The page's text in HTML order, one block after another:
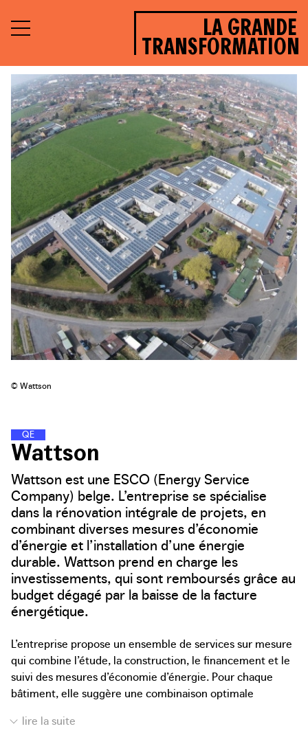
LA GRANDE
TRANSFORMATION
© Wattson
QU
A
R
T
IE
Wattson
Wattson est une ESCO (Energy Service
Company) belge. L’entreprise se spécialise
dans la rénovation intégrale de projets, en
combinant diverses mesures d’économie
d’énergie et l’installation d’une énergie
durable. Wattson prend en charge les
investissements, qui sont remboursés grâce au
budget dégagé par la baisse de la facture
énergétique.
L’entreprise propose un ensemble de services sur mesure
qui combine l’étude, la construction, le financement et le
suivi des mesures d’économie d’énergie. Pour chaque
bâtiment, elle suggère une combinaison optimale
installation de panneaux solaires thermiques ou